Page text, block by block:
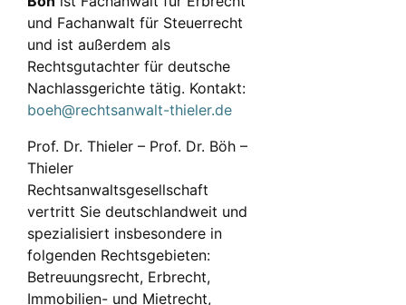
und Fachanwalt für Steuerrecht
und ist außerdem als
Rechtsgutachter für deutsche
Nachlassgerichte tätig. Kontakt:
boeh@rechtsanwalt-thieler.de
Prof. Dr. Thieler – Prof. Dr. Böh –
Thieler
Rechtsanwaltsgesellschaft
vertritt Sie deutschlandweit und
spezialisiert insbesondere in
folgenden Rechtsgebieten:
Betreuungsrecht, Erbrecht,
Immobilien- und Mietrecht,